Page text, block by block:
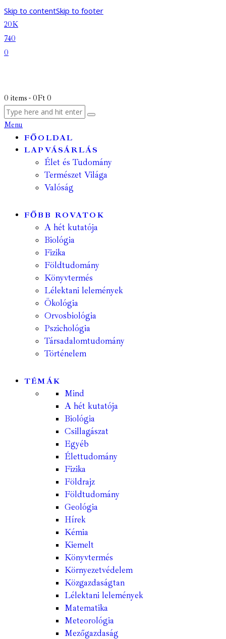
Skip to contentSkip to footer
20K
740
0
0 items - 0Ft 0
Menu
FŐOLDAL
LAPVÁSÁRLÁS
Élet és Tudomány
Természet Világa
Valóság
FŐBB ROVATOK
A hét kutatója
Biológia
Fizika
Földtudomány
Könyvtermés
Lélektani lelemények
Ökológia
Orvosbiológia
Pszichológia
Társadalomtudomány
Történelem
TÉMÁK
Mind
A hét kutatója
Biológia
Csillagászat
Egyéb
Élettudomány
Fizika
Földrajz
Földtudomány
Geológia
Hírek
Kémia
Kiemelt
Könyvtermés
Környezetvédelem
Közgazdaságtan
Lélektani lelemények
Matematika
Meteorológia
Mezőgazdaság